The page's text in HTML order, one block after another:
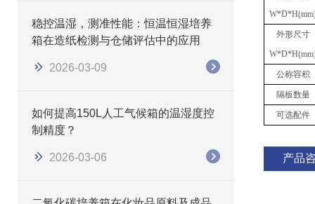
稳控温湿，测准性能：恒温恒湿培养
箱在造纸检测与仓储评估中的应用
2026-03-09
如何提高150L人工气候箱的温湿度控
制精度？
2026-03-06
外形尺寸
公称容积
隔板数量
可选配件
产品